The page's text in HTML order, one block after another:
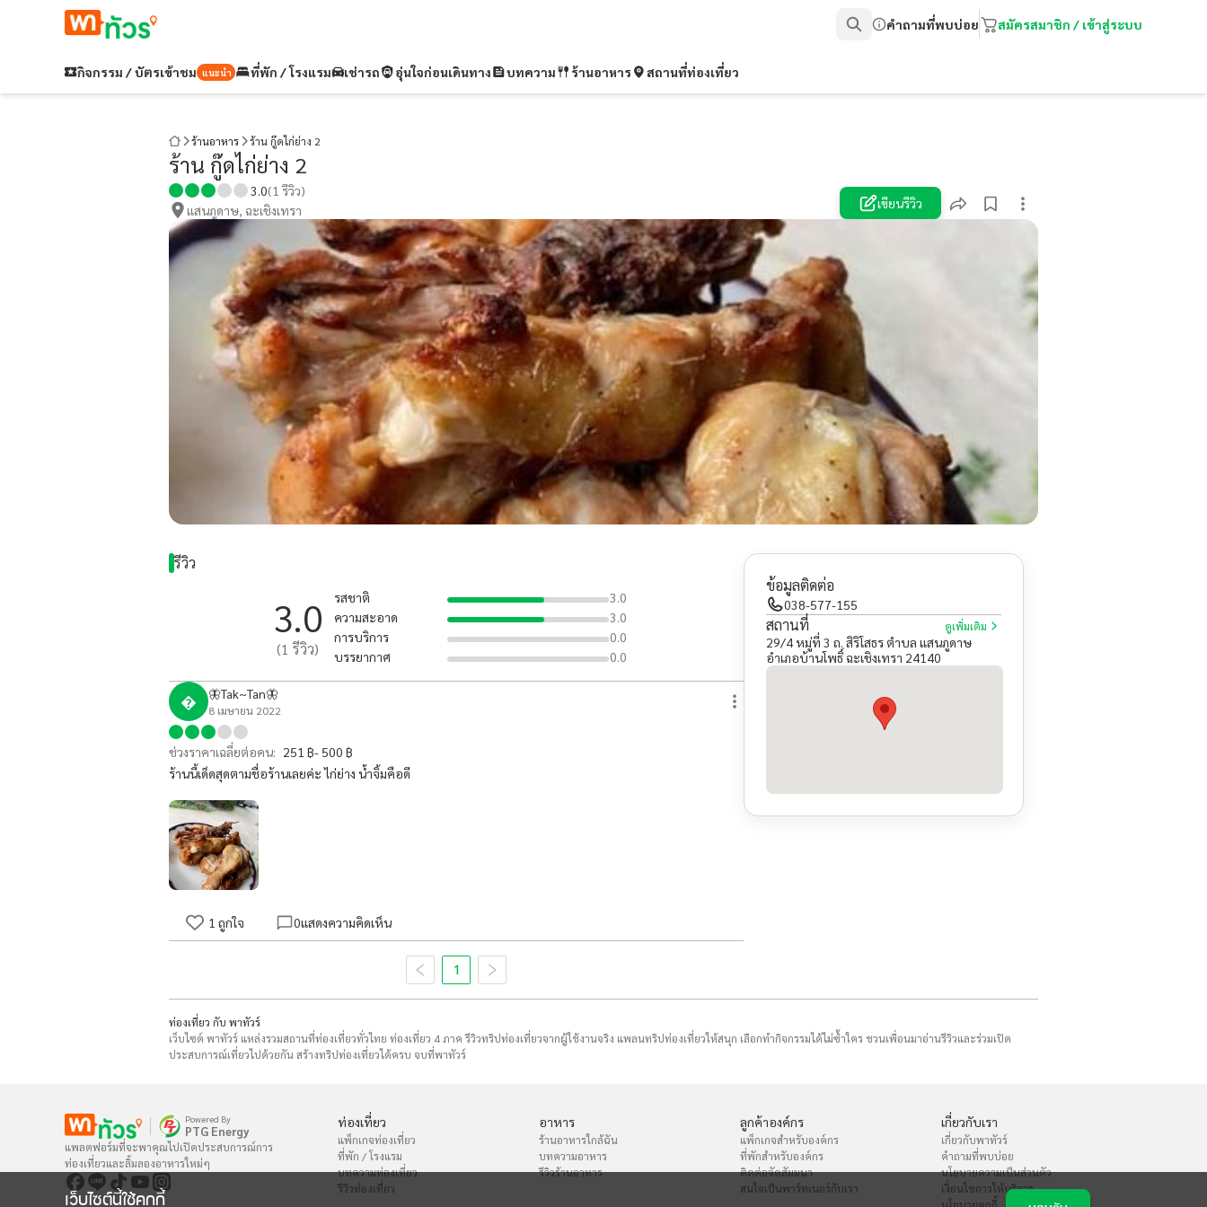
คำถามที่พบบ่อย สมัครสมาชิก / เข้าสู่ระบบ
กิจกรรม / บัตรเข้าชม แนะนำ ที่พัก / โรงแรม เช่ารถ อุ่นใจก่อนเดินทาง บทความ ร้านอาหาร สถานที่ท่องเที่ยว
เว็บไซต์นี้ใช้คุกกี้
ร้านอาหาร ร้าน กู๊ดไก่ย่าง 2
ร้าน กู๊ดไก่ย่าง 2
3.0(1 รีวิว)
แสนภูดาษ, ฉะเชิงเทรา
เขียนรีวิว
รีวิว
3.0
(1 รีวิว)
รสชาติ
3.0
ความสะอาด
3.0
การบริการ
0.0
บรรยากาศ
0.0
 🦋Tak~Tan🦋
8 เมษายน 2022
ช่วงราคาเฉลี่ยต่อคน: 251 ฿- 500 ฿
ร้านนี้เด็ดสุดตามชื่อร้านเลยค่ะ ไก่ย่าง น้ำจิ้มคือดี
1 ถูกใจ 0แสดงความคิดเห็น
1
ข้อมูลติดต่อ
038-577-155
สถานที่ ดูเพิ่มเติม
29/4 หมู่ที่ 3 ถ. สิริโสธร ตำบล แสนภูดาษ
อำเภอบ้านโพธิ์ ฉะเชิงเทรา 24140
ท่องเที่ยว กับ พาทัวร์
เว็บไซต์ พาทัวร์ แหล่งรวมสถานที่ท่องเที่ยวทั่วไทย ท่องเที่ยว 4 ภาค รีวิวทริปท่องเที่ยวจากผู้ใช้งานจริง แพลนทริปท่องเที่ยวให้สนุก เลือกทำกิจกรรมได้ไม่ซ้ำใคร ชวนเพื่อนมาอ่านรีวิวและร่วมเปิด
ประสบการณ์เที่ยวไปด้วยกัน สร้างทริปท่องเที่ยวได้ครบ จบที่พาทัวร์
Powered By
PTG Energy
แพลตฟอร์มที่จะพาคุณไปเปิดประสบการณ์การ
ท่องเที่ยวและลิ้มลองอาหารใหม่ๆ
ท่องเที่ยว
แพ็กเกจท่องเที่ยว
ที่พัก / โรงแรม
บทความท่องเที่ยว
รีวิวท่องเที่ยว
อาหาร
ร้านอาหารใกล้ฉัน
บทความอาหาร
รีวิวร้านอาหาร
ลูกค้าองค์กร
แพ็กเกจสำหรับองค์กร
ที่พักสำหรับองค์กร
ติดต่อจัดสัมมนา
สนใจเป็นพาร์ทเนอร์กับเรา
เกี่ยวกับเรา
เกี่ยวกับพาทัวร์
คำถามที่พบบ่อย
นโยบายความเป็นส่วนตัว
เงื่อนไขการให้บริการ